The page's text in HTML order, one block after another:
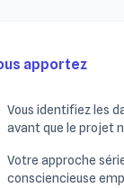
apportez
Vous identifiez les
avant que le projet
Votre approche
consciencieuse